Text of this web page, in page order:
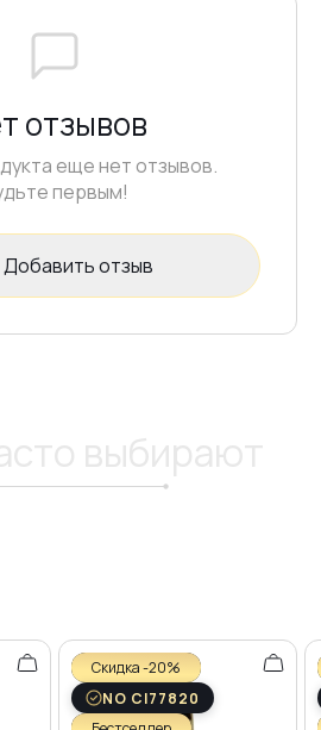
отзывов
еще нет отзывов.
первым!
Добавить отзыв
Скидка -20%
NO CI77820